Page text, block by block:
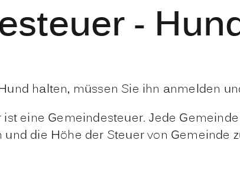
-
halten, müssen Sie ihn anmelden
eine Gemeindesteuer. Jede
und die Höhe der Steuer von Gemeinde